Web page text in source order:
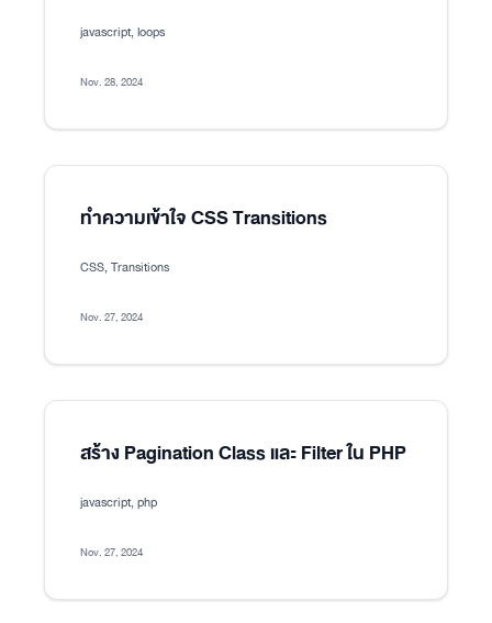
javascript, loops
Nov. 28, 2024
ทำความเข้าใจ CSS Transitions
CSS, Transitions
Nov. 27, 2024
สร้าง Pagination Class และ Filter ใน PHP
javascript, php
Nov. 27, 2024